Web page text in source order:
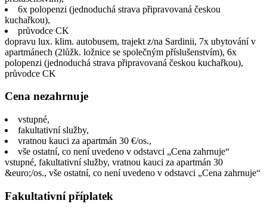
6x polopenzi (jednoduchá strava připravovaná českou
kuchařkou),
průvodce CK
dopravu lux. klim. autobusem, trajekt z/na Sardinii, 7x ubytování v
apartmánech (2lůžk. ložnice se společným příslušenstvím), 6x
polopenzi (jednoduchá strava připravovaná českou kuchařkou),
průvodce CK
Cena nezahrnuje
vstupné,
fakultativní služby,
vratnou kauci za apartmán 30 €/os.,
vše ostatní, co není uvedeno v odstavci „Cena zahrnuje“
vstupné, fakultativní služby, vratnou kauci za apartmán 30
&euro;/os., vše ostatní, co není uvedeno v odstavci „Cena zahrnuje“
Fakultativní příplatek